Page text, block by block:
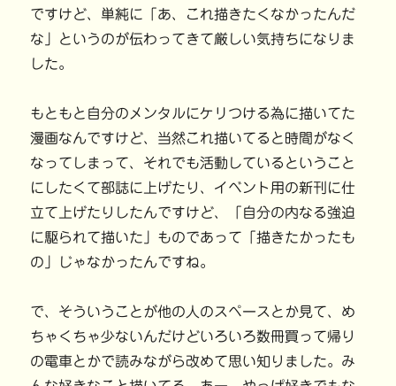
ですけど、単純に「あ、これ描きたくなかったんだ
な」というのが伝わってきて厳しい気持ちになりま
した。
もともと自分のメンタルにケリつける為に描いてた
漫画なんですけど、当然これ描いてると時間がなく
なってしまって、それでも活動しているということ
にしたくて部誌に上げたり、イベント用の新刊に仕
立て上げたりしたんですけど、「自分の内なる強迫
に駆られて描いた」ものであって「描きたかったも
の」じゃなかったんですね。
で、そういうことが他の人のスペースとか見て、め
ちゃくちゃ少ないんだけどいろいろ数冊買って帰り
の電車とかで読みながら改めて思い知りました。み